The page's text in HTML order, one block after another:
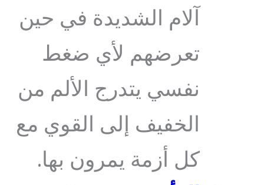
آلام الشديدة في حين
تعرضهم لأي ضغط
نفسي يتدرج الألم من
الخفيف إلى القوي مع
كل أزمة يمرون بها.